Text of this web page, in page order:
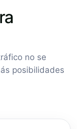
no se
posibilidades